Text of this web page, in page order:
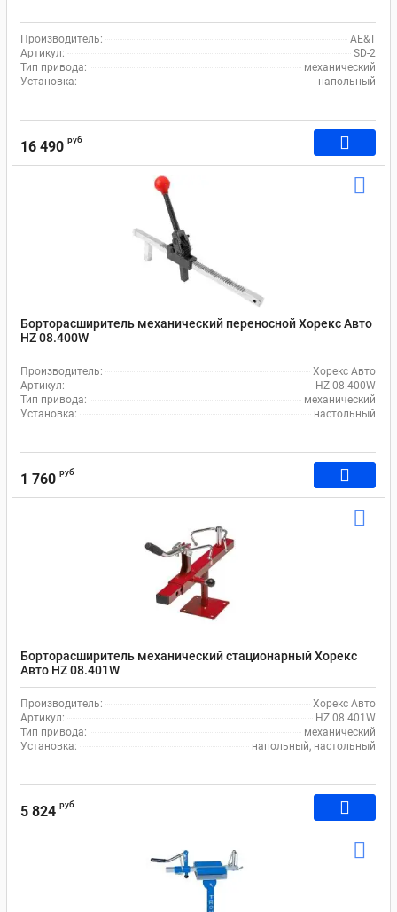
Производитель:
AE&T
Артикул:
SD-2
Тип привода:
механический
Установка:
напольный
16 490 руб
Борторасширитель механический переносной Хорекс Авто
HZ 08.400W
Производитель:
Хорекс Авто
Артикул:
HZ 08.400W
Тип привода:
механический
Установка:
настольный
1 760 руб
Борторасширитель механический стационарный Хорекс
Авто HZ 08.401W
Производитель:
Хорекс Авто
Артикул:
HZ 08.401W
Тип привода:
механический
Установка:
напольный, настольный
5 824 руб